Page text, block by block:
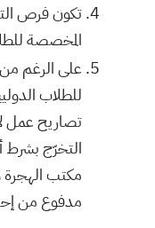
تكون فرص
المخصصة
على الرغم
للطلاب
تصاريح عمل
التخرّج
مكتب
مدفوع من